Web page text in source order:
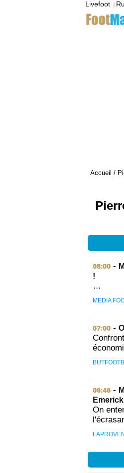
Livefoot |
Accueil /
08:00 -
!
…
MEDIA
07:00 -
06:46 -
On